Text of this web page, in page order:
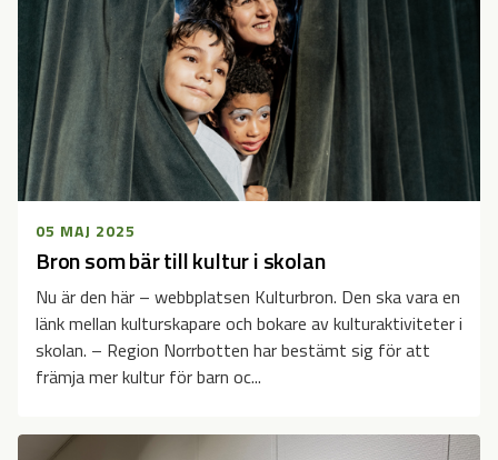
Bron som bär till kultur i skolan
05 MAJ 2025
Nu är den här – webbplatsen Kulturbron. Den ska vara en
länk mellan kulturskapare och bokare av kulturaktiviteter i
skolan. – Region Norrbotten har bestämt sig för att
främja mer kultur för barn oc...